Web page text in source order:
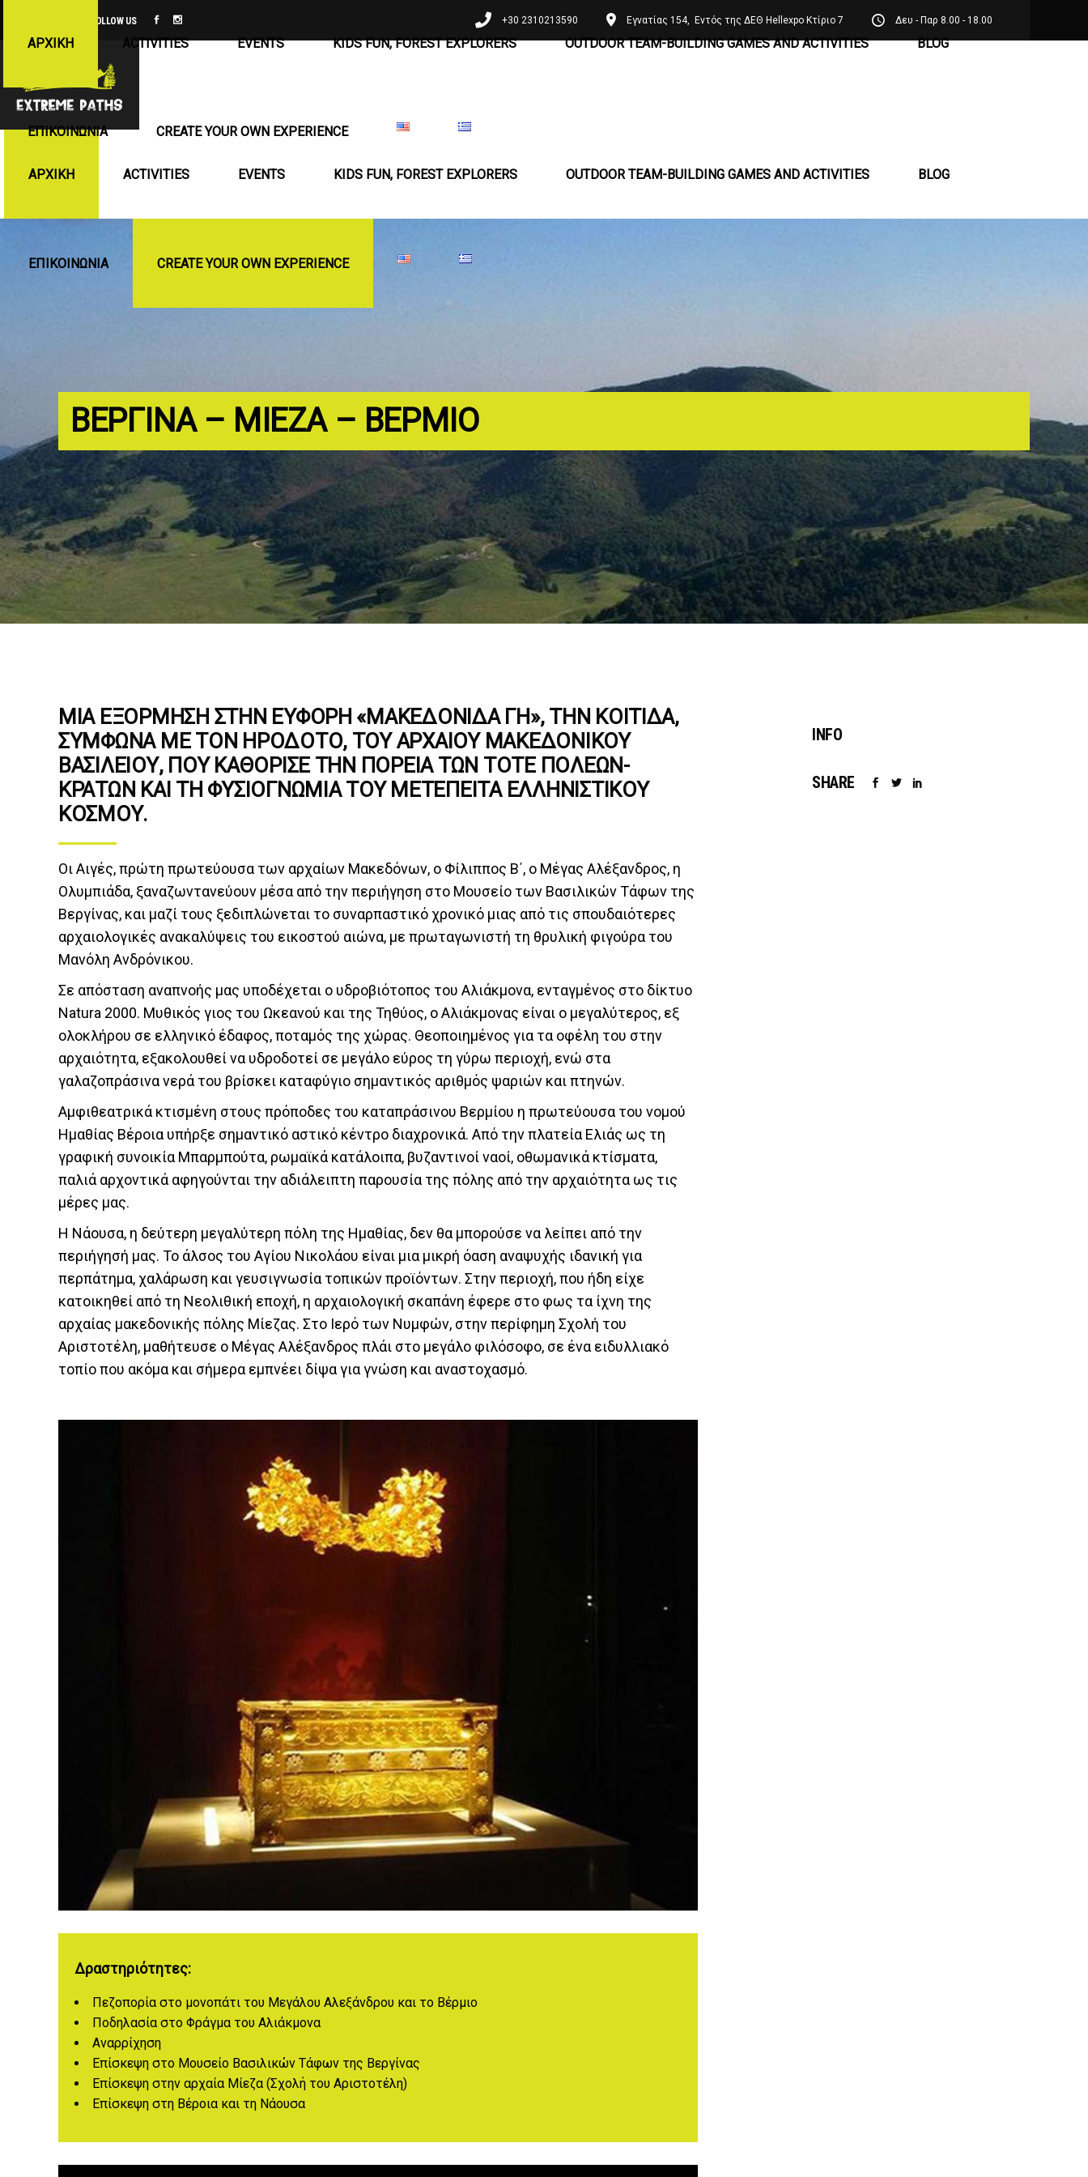
FOLLOW US +30 2310213590 Εγνατίας 154, Εντός της ΔΕΘ Hellexpo Κτίριο 7 Δευ - Παρ 8.00 - 18.00
ΑΡΧΙΚΉ ACTIVITIES EVENTS KIDS FUN, FOREST EXPLORERS OUTDOOR TEAM-BUILDING GAMES AND ACTIVITIES BLOG
ΕΠΙΚΟΙΝΩΝΊΑ CREATE YOUR OWN EXPERIENCE
ΑΡΧΙΚΉ ACTIVITIES EVENTS KIDS FUN, FOREST EXPLORERS OUTDOOR TEAM-BUILDING GAMES AND ACTIVITIES BLOG
ΕΠΙΚΟΙΝΩΝΊΑ CREATE YOUR OWN EXPERIENCE
ΒΕΡΓΊΝΑ – ΜΊΕΖΑ – ΒΈΡΜΙΟ
ΜΙΑ ΕΞΌΡΜΗΣΗ ΣΤΗΝ ΕΎΦΟΡΗ «ΜΑΚΕΔΟΝΊΔΑ ΓΗ», ΤΗΝ ΚΟΙΤΊΔΑ,
ΣΎΜΦΩΝΑ ΜΕ ΤΟΝ ΗΡΌΔΟΤΟ, ΤΟΥ ΑΡΧΑΊΟΥ ΜΑΚΕΔΟΝΙΚΟΎ
ΒΑΣΙΛΕΊΟΥ, ΠΟΥ ΚΑΘΌΡΙΣΕ ΤΗΝ ΠΟΡΕΊΑ ΤΩΝ ΤΌΤΕ ΠΌΛΕΩΝ-
ΚΡΑΤΏΝ ΚΑΙ ΤΗ ΦΥΣΙΟΓΝΩΜΊΑ ΤΟΥ ΜΕΤΈΠΕΙΤΑ ΕΛΛΗΝΙΣΤΙΚΟΎ
ΚΌΣΜΟΥ.
Οι Αιγές, πρώτη πρωτεύουσα των αρχαίων Μακεδόνων, ο Φίλιππος Β΄, ο Μέγας Αλέξανδρος, η
Ολυμπιάδα, ξαναζωντανεύουν μέσα από την περιήγηση στο Μουσείο των Βασιλικών Τάφων της
Βεργίνας, και μαζί τους ξεδιπλώνεται το συναρπαστικό χρονικό μιας από τις σπουδαιότερες
αρχαιολογικές ανακαλύψεις του εικοστού αιώνα, με πρωταγωνιστή τη θρυλική φιγούρα του
Μανόλη Ανδρόνικου.
Σε απόσταση αναπνοής μας υποδέχεται ο υδροβιότοπος του Αλιάκμονα, ενταγμένος στο δίκτυο
Natura 2000. Μυθικός γιος του Ωκεανού και της Τηθύος, ο Αλιάκμονας είναι ο μεγαλύτερος, εξ
ολοκλήρου σε ελληνικό έδαφος, ποταμός της χώρας. Θεοποιημένος για τα οφέλη του στην
αρχαιότητα, εξακολουθεί να υδροδοτεί σε μεγάλο εύρος τη γύρω περιοχή, ενώ στα
γαλαζοπράσινα νερά του βρίσκει καταφύγιο σημαντικός αριθμός ψαριών και πτηνών.
Αμφιθεατρικά κτισμένη στους πρόποδες του καταπράσινου Βερμίου η πρωτεύουσα του νομού
Ημαθίας Βέροια υπήρξε σημαντικό αστικό κέντρο διαχρονικά. Από την πλατεία Ελιάς ως τη
γραφική συνοικία Μπαρμπούτα, ρωμαϊκά κατάλοιπα, βυζαντινοί ναοί, οθωμανικά κτίσματα,
παλιά αρχοντικά αφηγούνται την αδιάλειπτη παρουσία της πόλης από την αρχαιότητα ως τις
μέρες μας.
Η Νάουσα, η δεύτερη μεγαλύτερη πόλη της Ημαθίας, δεν θα μπορούσε να λείπει από την
περιήγησή μας. Το άλσος του Αγίου Νικολάου είναι μια μικρή όαση αναψυχής ιδανική για
περπάτημα, χαλάρωση και γευσιγνωσία τοπικών προϊόντων. Στην περιοχή, που ήδη είχε
κατοικηθεί από τη Νεολιθική εποχή, η αρχαιολογική σκαπάνη έφερε στο φως τα ίχνη της
αρχαίας μακεδονικής πόλης Μίεζας. Στο Ιερό των Νυμφών, στην περίφημη Σχολή του
Αριστοτέλη, μαθήτευσε ο Μέγας Αλέξανδρος πλάι στο μεγάλο φιλόσοφο, σε ένα ειδυλλιακό
τοπίο που ακόμα και σήμερα εμπνέει δίψα για γνώση και αναστοχασμό.
Δραστηριότητες:
Πεζοπορία στο μονοπάτι του Μεγάλου Αλεξάνδρου και το Βέρμιο
Ποδηλασία στο Φράγμα του Αλιάκμονα
Αναρρίχηση
Επίσκεψη στο Μουσείο Βασιλικών Τάφων της Βεργίνας
Επίσκεψη στην αρχαία Μίεζα (Σχολή του Αριστοτέλη)
Επίσκεψη στη Βέροια και τη Νάουσα
INFO
SHARE